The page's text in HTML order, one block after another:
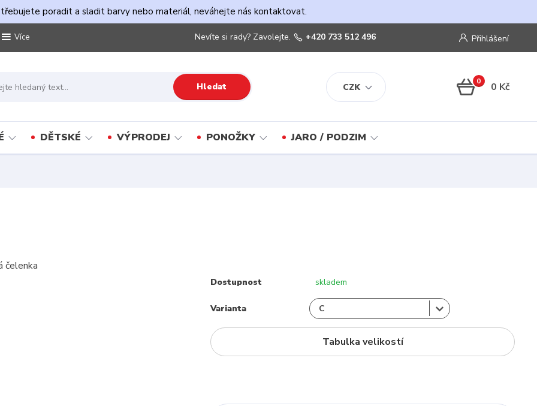
poradit a sladit barvy nebo materiál, neváhejte nás kontaktovat.
Více
CZK
Přihlášení
Hledat
Nevíte si rady? Zavolejte. +420 733 512 496
0 0 Kč
DĚTSKÉ VÝPRODEJ PONOŽKY JARO / PODZIM
Dostupnost skladem
Varianta
Tabulka velikostí